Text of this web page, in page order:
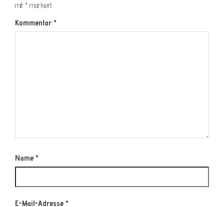
mit * markiert
Kommentar *
Name *
E-Mail-Adresse *